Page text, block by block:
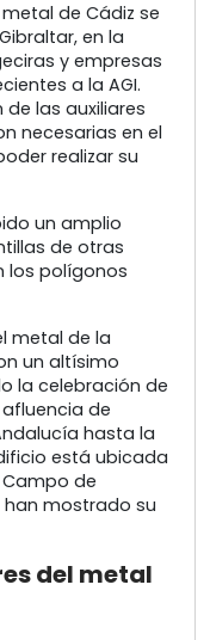
de Cádiz se
en la
y empresas
a la AGI.
las auxiliares
necesarias en el
realizar su
un amplio
de otras
los polígonos
metal de la
un altísimo
la celebración de
de
hasta la
está ubicada
Campo de
mostrado su
del metal